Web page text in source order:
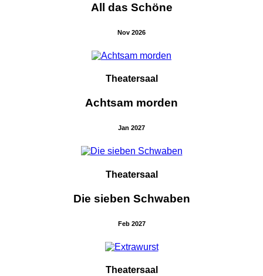
All das Schöne
Nov 2026
Theatersaal
Achtsam morden
Jan 2027
Theatersaal
Die sieben Schwaben
Feb 2027
Theatersaal